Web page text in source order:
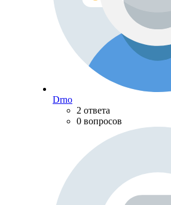
Drno
2 ответа
0 вопросов